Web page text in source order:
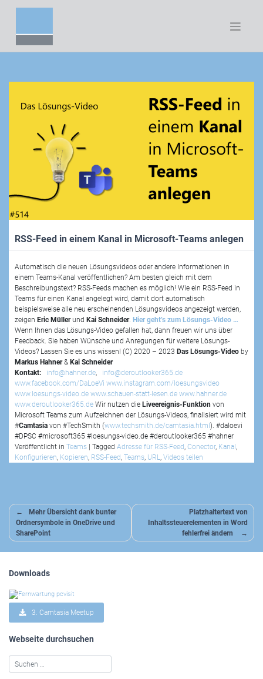
RSS-Feed in einem Kanal in Microsoft-Teams anlegen
Automatisch die neuen Lösungsvideos oder andere Informationen in
einem Teams-Kanal veröffentlichen? Am besten gleich mit dem
Beschreibungstext? RSS-Feeds machen es möglich! Wie ein RSS-Feed in
Teams für einen Kanal angelegt wird, damit dort automatisch
beispielsweise alle neu erscheinenden Lösungsvideos angezeigt werden,
zeigen Eric Müllerund Kai Schneider. Hier geht’s zum Lösungs-Video …
Wenn Ihnen das Lösungs-Video gefallen hat, dann freuen wir uns über
Feedback. Sie haben Wünsche und Anregungen für weitere Lösungs-
Videos? Lassen Sie es uns wissen! (C) 2020 – 2023 Das Lösungs-Video by
Markus Hahner& Kai Schneider
Kontakt:
info@hahner.de, info@deroutlooker365.de
www.facebook.com/DaLoeVi www.instagram.com/loesungsvideo
www.loesungs-video.de www.schauen-statt-lesen.de www.hahner.de
www.deroutlooker365.de Wir nutzen die Liveereignis-Funktion von
Microsoft Teams zum Aufzeichnen der Lösungs-Videos, finalisiert wird mit
#Camtasia von #TechSmith (www.techsmith.de/camtasia.html). #daloevi
#DPSC #microsoft365 #loesungs-video.de #deroutlooker365 #hahner
Veröffentlicht in Teams | Tagged Adresse für RSS-Feed, Conector, Kanal,
Konfigurieren, Kopieren, RSS-Feed, Teams, URL, Videos teilen
Beitragsnavigation
Mehr Übersicht dank bunter
Ordnersymbole in OneDrive und
SharePoint
Platzhaltertext von
Inhaltssteuerelementen in Word
fehlerfrei ändern
Downloads
3. Camtasia Meetup
Webseite durchsuchen